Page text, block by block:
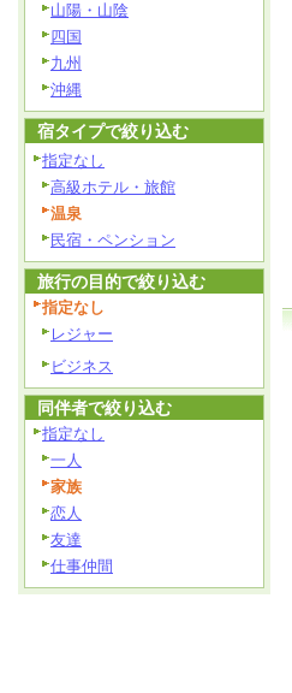
山陽・山陰
四国
九州
沖縄
宿タイプで絞り込む
指定なし
高級ホテル・旅館
温泉
民宿・ペンション
旅行の目的で絞り込む
指定なし
レジャー
ビジネス
同伴者で絞り込む
指定なし
一人
家族
恋人
友達
仕事仲間